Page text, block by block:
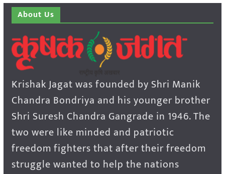
About Us
Krishak Jagat was founded by Shri Manik
Chandra Bondriya and his younger brother
Shri Suresh Chandra Gangrade in 1946. The
two were like minded and patriotic
freedom fighters that after their freedom
struggle wanted to help the nations